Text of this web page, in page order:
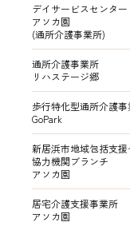
デイサービスセンター
アソカ園
(通所介護事業所)
通所介護事業所
リハステージ郷
歩行特化型通所介護
GoPark
新居浜市地域包括支援
協力機関ブランチ
アソカ園
居宅介護支援事業所
アソカ園